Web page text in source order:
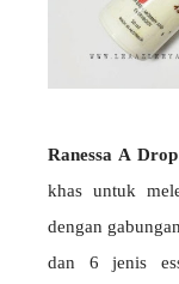
Ranessa A
khas untuk
dengan
dan 6 jenis